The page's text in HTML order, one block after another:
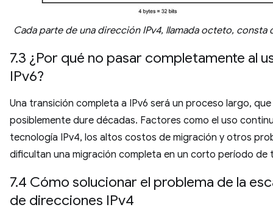
Cada parte de una dirección IPv4, llamada octeto, consta
7.3 ¿Por qué no pasar completamente al
IPv6?
Una transición completa a IPv6 será un proceso largo, que
posiblemente dure décadas. Factores como el uso
tecnología IPv4, los altos costos de migración y otros
dificultan una migración completa en un corto período de
7.4 Cómo solucionar el problema de la
de direcciones IPv4